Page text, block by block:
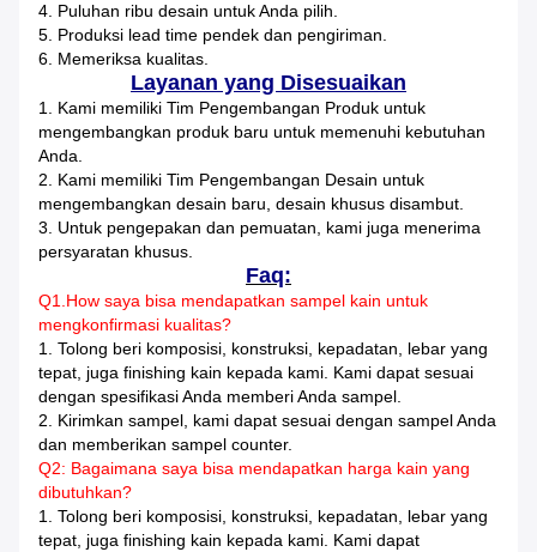
4. Puluhan ribu desain untuk Anda pilih.
5. Produksi lead time pendek dan pengiriman.
6. Memeriksa kualitas.
Layanan yang Disesuaikan
1. Kami memiliki Tim Pengembangan Produk untuk
mengembangkan produk baru untuk memenuhi kebutuhan
Anda.
2. Kami memiliki Tim Pengembangan Desain untuk
mengembangkan desain baru, desain khusus disambut.
3. Untuk pengepakan dan pemuatan, kami juga menerima
persyaratan khusus.
Faq:
Q1.How saya bisa mendapatkan sampel kain untuk
mengkonfirmasi kualitas?
1. Tolong beri komposisi, konstruksi, kepadatan, lebar yang
tepat, juga finishing kain kepada kami. Kami dapat sesuai
dengan spesifikasi Anda memberi Anda sampel.
2. Kirimkan sampel, kami dapat sesuai dengan sampel Anda
dan memberikan sampel counter.
Q2: Bagaimana saya bisa mendapatkan harga kain yang
dibutuhkan?
1. Tolong beri komposisi, konstruksi, kepadatan, lebar yang
tepat, juga finishing kain kepada kami. Kami dapat